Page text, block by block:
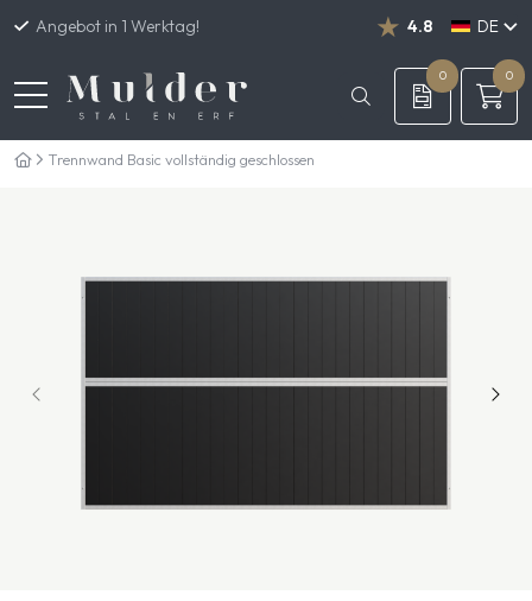
Angebot in 1 Werktag! 4.8
DE
EN
0 0
Trennwand Basic vollständig geschlossen